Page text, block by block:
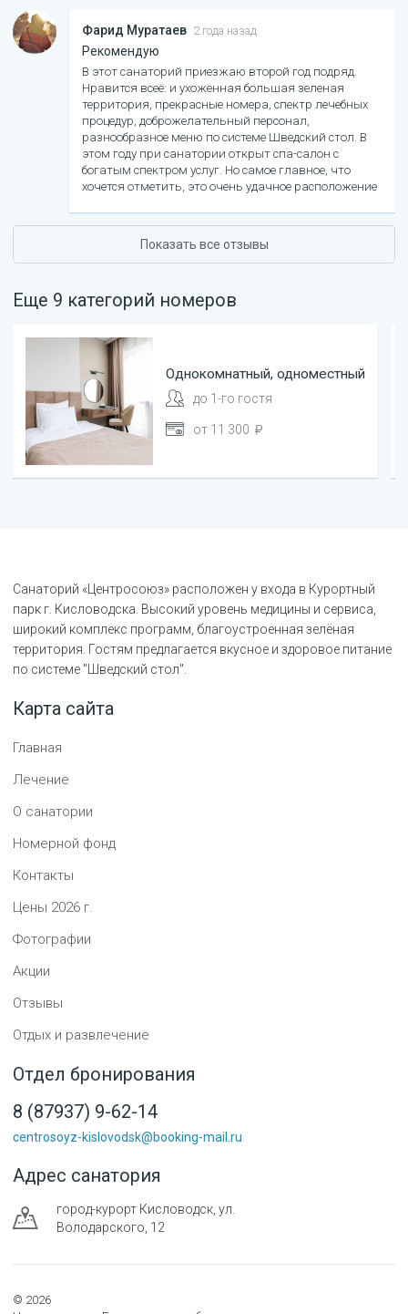
Фарид Муратаев 2 года назад
Рекомендую
В этот санаторий приезжаю второй год подряд.
Нравится всеё: и ухоженная большая зеленая
территория, прекрасные номера, спектр лечебных
процедур, доброжелательный персонал,
разнообразное меню по системе Шведский стол. В
этом году при санатории открыт спа-салон с
богатым спектром услуг. Но самое главное, что
хочется отметить, это очень удачное расположение
Показать все отзывы
Еще 9 категорий номеров
Однокомнатный, одноместный
до 1 -го гостя
от 11 300
Санаторий «Центросоюз» расположен у входа в Курортный
парк г. Кисловодска. Высокий уровень медицины и сервиса,
широкий комплекс программ, благоустроенная зелёная
территория. Гостям предлагается вкусное и здоровое питание
по системе "Шведский стол".
Карта сайта
Главная
Лечение
О санатории
Номерной фонд
Контакты
Цены 2026 г.
Фотографии
Акции
Отзывы
Отдых и развлечение
Отдел бронирования
8 (87937) 9-62-14
centrosoyz-kislovodsk@booking-mail.ru
Адрес санатория
город-курорт Кисловодск ул.
Володарского, 12
© 2026